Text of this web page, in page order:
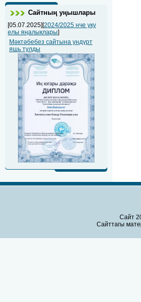
Сайтның уңышлары
[05.07.2025][2024/2025 нче уку
елы яңалыклары]
Мәктәбебез сайтына ундүрт
яшь тулды
Сайт
Сайттагы